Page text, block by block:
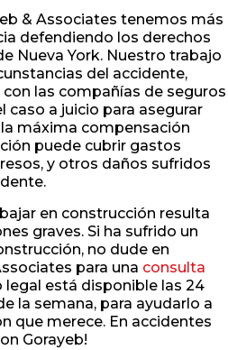
& Associates tenemos más
defendiendo los derechos
Nueva York. Nuestro trabajo
del accidente,
las compañías de seguros
caso a juicio para asegurar
máxima compensación
puede cubrir gastos
y otros daños sufridos
en construcción resulta
graves. Si ha sufrido un
no dude en
para una consulta
legal está disponible las 24
la semana, para ayudarlo a
que merece. En accidentes
Gorayeb!